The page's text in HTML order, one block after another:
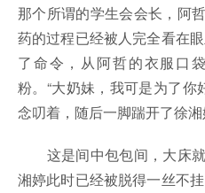
那个所谓的学生会会长，阿
药的过程已经被人完全看在
了命令，从阿哲的衣服口
粉。“大奶妹，我可是为了你
念叨着，随后一脚踹开了徐湘
这是间中包包间，大床就
湘婷此时已经被脱得一丝不